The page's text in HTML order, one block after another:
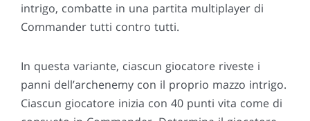
intrigo, combatte in una partita multiplayer di
Commander tutti contro tutti.
In questa variante, ciascun giocatore riveste i
panni dell’archenemy con il proprio mazzo intrigo.
Ciascun giocatore inizia con 40 punti vita come di